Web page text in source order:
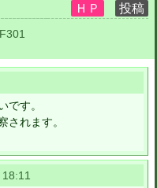
です。
されます。